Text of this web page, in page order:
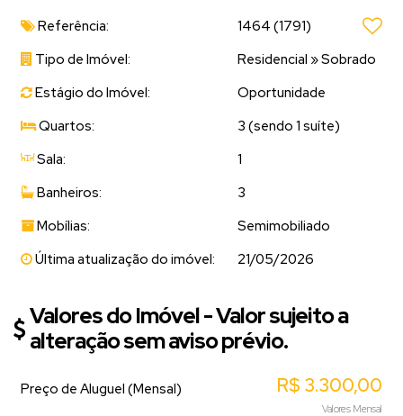
Referência: 1464 (1791)
Tipo de Imóvel:
Residencial »Sobrado
Estágio do Imóvel:
Oportunidade
Quartos:
3 (sendo 1 suíte)
Sala:
1
Banheiros:
3
Mobílias:
Semimobiliado
Última atualização do imóvel:
21/05/2026
Valores do Imóvel - Valor sujeito a
alteração sem aviso prévio.
R$ 3.300,00
Preço de Aluguel (Mensal)
Valores Mensal